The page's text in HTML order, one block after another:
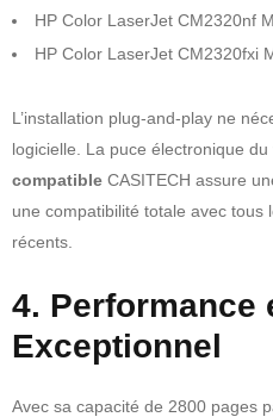
HP Color LaserJet CM2320nf
HP Color LaserJet CM2320fxi
L’installation plug-and-play ne
logicielle. La puce électronique du
compatible CASITECH assure
une compatibilité totale avec tous
récents.
4. Performance
Exceptionnel
Avec sa capacité de 2800 pages